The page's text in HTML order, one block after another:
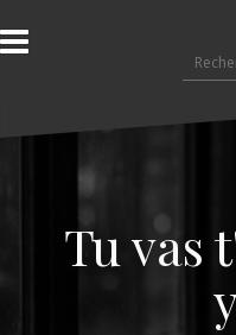
l
a
e
e
Tu vas